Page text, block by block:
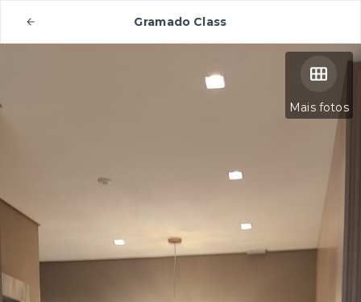
Gramado Class
Mais fotos